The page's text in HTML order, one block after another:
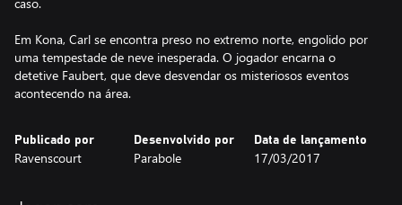
Em Kona, Carl se encontra preso no extremo norte, engolido por
uma tempestade de neve inesperada. O jogador encarna o
detetive Faubert, que deve desvendar os misteriosos eventos
acontecendo na área.
Publicado por
Ravenscourt
Desenvolvido por
Parabole
Data de lançamento
17/03/2017